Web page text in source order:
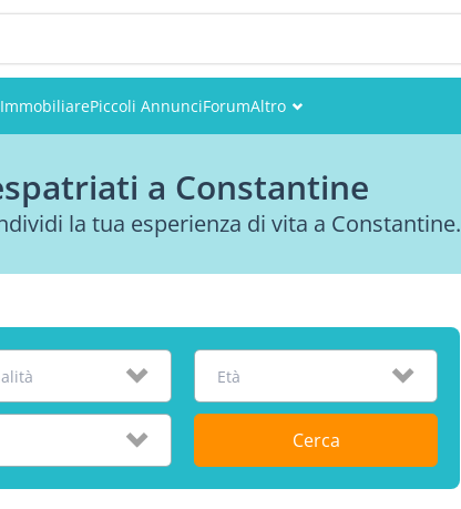
ImmobiliarePiccoli AnnunciForumAltro
Utenti
a Constantine
la tua esperienza di vita a Constantine.
Età
Cerca